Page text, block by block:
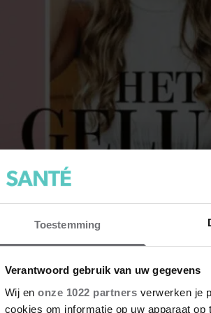
Toestemming
Verantwoord gebruik van uw gegevens
Wij en onze 1022 partners verwerken je
cookies om informatie op uw apparaat